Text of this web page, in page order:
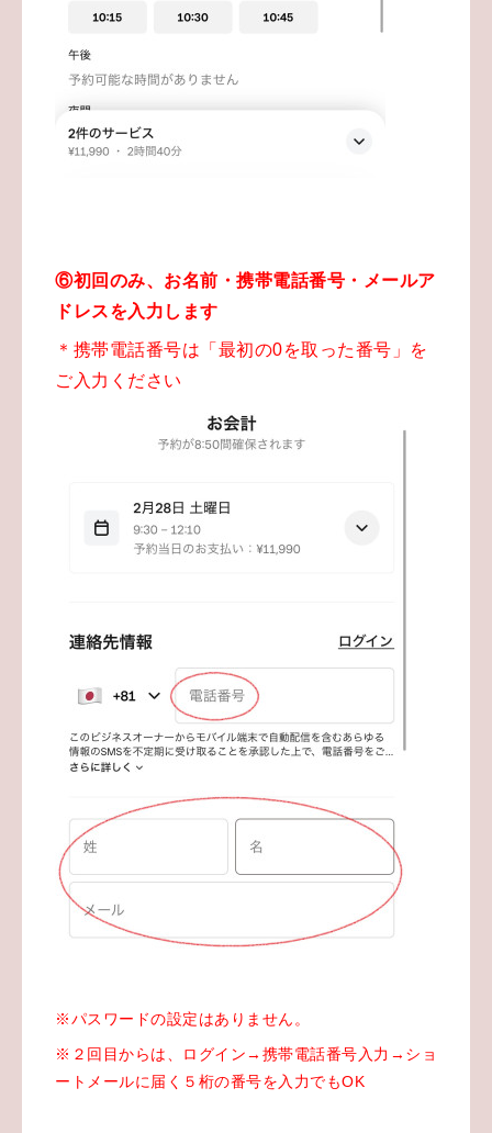
⑥初回のみ、お名前・携帯電話番号・メールア
ドレスを入力します
＊携帯電話番号は「最初の0を取った番号」を
ご入力ください
※パスワードの設定はありません。
※２回目からは、ログイン→携帯電話番号入力→ショ
ートメールに届く５桁の番号を入力でもOK